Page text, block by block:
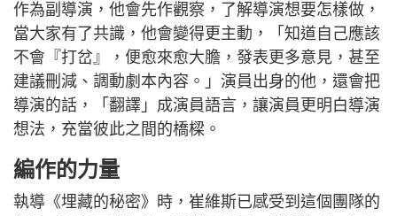
作為副導演，他會先作觀察，了解導演想要怎樣做，
當大家有了共識，他會變得更主動，「知道自己應該
不會『打岔』，便愈來愈大膽，發表更多意見，甚至
建議刪減、調動劇本內容。」演員出身的他，還會把
導演的話，「翻譯」成演員語言，讓演員更明白導演
想法，充當彼此之間的橋樑。
編作的力量
執導《埋藏的秘密》時，崔維斯已感受到這個團隊的